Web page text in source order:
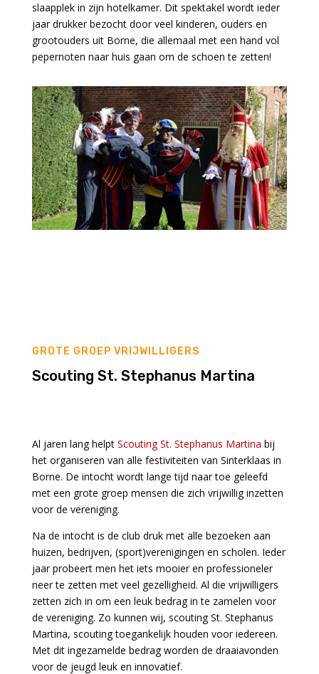
slaapplek in zijn hotelkamer. Dit spektakel wordt ieder
jaar drukker bezocht door veel kinderen, ouders en
grootouders uit Borne, die allemaal met een hand vol
pepernoten naar huis gaan om de schoen te zetten!
GROTE GROEP VRIJWILLIGERS
Scouting St. Stephanus Martina
Al jaren lang helpt Scouting St. Stephanus Martina bij
het organiseren van alle festiviteiten van Sinterklaas in
Borne. De intocht wordt lange tijd naar toe geleefd
met een grote groep mensen die zich vrijwillig inzetten
voor de vereniging.
Na de intocht is de club druk met alle bezoeken aan
huizen, bedrijven, (sport)verenigingen en scholen. Ieder
jaar probeert men het iets mooier en professioneler
neer te zetten met veel gezelligheid. Al die vrijwilligers
zetten zich in om een leuk bedrag in te zamelen voor
de vereniging. Zo kunnen wij, scouting St. Stephanus
Martina, scouting toegankelijk houden voor iedereen.
Met dit ingezamelde bedrag worden de draaiavonden
voor de jeugd leuk en innovatief.